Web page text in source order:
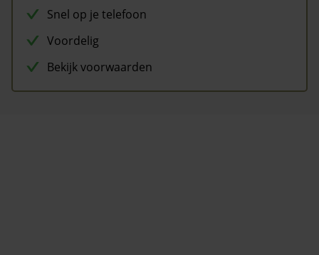
Snel op je telefoon
Voordelig
Bekijk voorwaarden